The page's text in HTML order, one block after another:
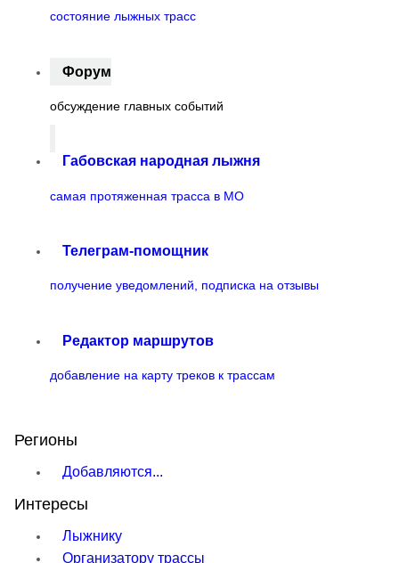
состояние лыжных трасс
Форум
обсуждение главных событий
Габовская народная лыжня
самая протяженная трасса в МО
Телеграм-помощник
получение уведомлений, подписка на отзывы
Редактор маршрутов
добавление на карту треков к трассам
Регионы
Добавляются...
Интересы
Лыжнику
Организатору трассы